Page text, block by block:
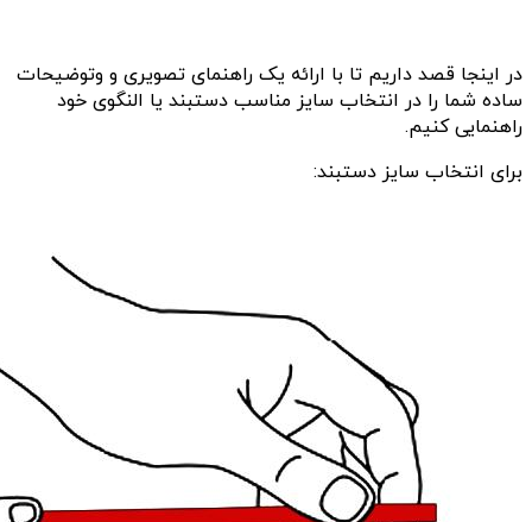
در اینجا قصد داریم تا با ارائه یک راهنمای تصویری و وتوضیحات
ساده شما را در انتخاب سایز مناسب دستبند یا النگوی خود
راهنمایی کنیم.
برای انتخاب سایز دستبند: